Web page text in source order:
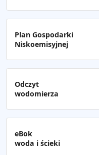
Plan Gospodarki
Niskoemisyjnej
Odczyt
wodomierza
eBok
woda i ścieki